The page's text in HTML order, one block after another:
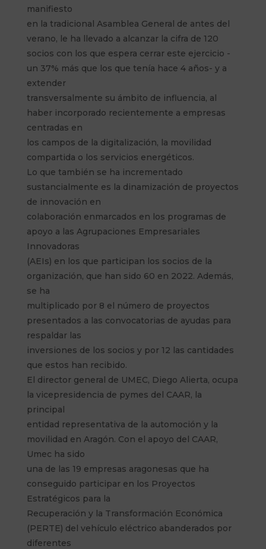
manifiesto
en la tradicional Asamblea General de antes del
verano, le ha llevado a alcanzar la cifra de 120
socios con los que espera cerrar este ejercicio -
un 37% más que los que tenía hace 4 años- y a
extender
transversalmente su ámbito de influencia, al
haber incorporado recientemente a empresas
centradas en
los campos de la digitalización, la movilidad
compartida o los servicios energéticos.
Lo que también se ha incrementado
sustancialmente es la dinamización de proyectos
de innovación en
colaboración enmarcados en los programas de
apoyo a las Agrupaciones Empresariales
Innovadoras
(AEIs) en los que participan los socios de la
organización, que han sido 60 en 2022. Además,
se ha
multiplicado por 8 el número de proyectos
presentados a las convocatorias de ayudas para
respaldar las
inversiones de los socios y por 12 las cantidades
que estos han recibido.
El director general de UMEC, Diego Alierta, ocupa
la vicepresidencia de pymes del CAAR, la
principal
entidad representativa de la automoción y la
movilidad en Aragón. Con el apoyo del CAAR,
Umec ha sido
una de las 19 empresas aragonesas que ha
conseguido participar en los Proyectos
Estratégicos para la
Recuperación y la Transformación Económica
(PERTE) del vehículo eléctrico abanderados por
diferentes